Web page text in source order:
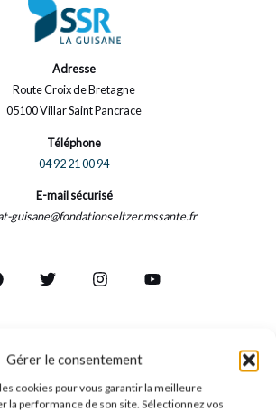
Gérer le consentement
cookies pour vous garantir la meilleure
la performance de son site. Sélectionnez vos
Adresse
Route Croix de Bretagne
05100 Villar Saint Pancrace
Téléphone
04 92 21 00 94
E-mail sécurisé
guisane@fondationseltzer.mssante.fr
du standard
administratif